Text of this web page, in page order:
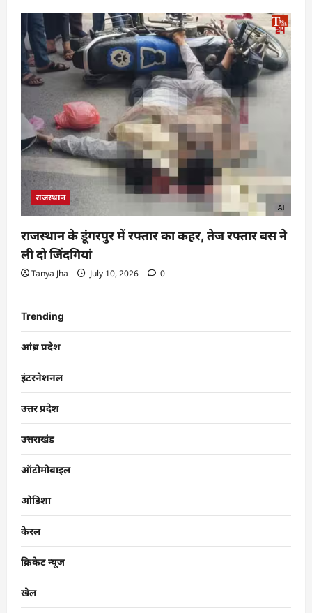
राजस्थान
राजस्थान के डूंगरपुर में रफ्तार का कहर, तेज रफ्तार बस ने
ली दो जिंदगियां
Tanya Jha July 10, 2026 0
Trending
आंध्र प्रदेश
इंटरनेशनल
उत्तर प्रदेश
उत्तराखंड
ऑटोमोबाइल
ओडिशा
केरल
क्रिकेट न्यूज
खेल